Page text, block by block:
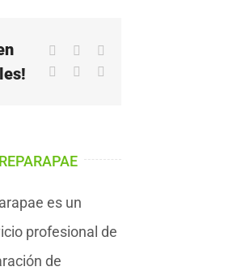
Facebook
WhatsApp
Pinterest
REPARAPAE
es un
profesional de
de